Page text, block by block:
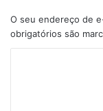
O seu endereço de
obrigatórios são